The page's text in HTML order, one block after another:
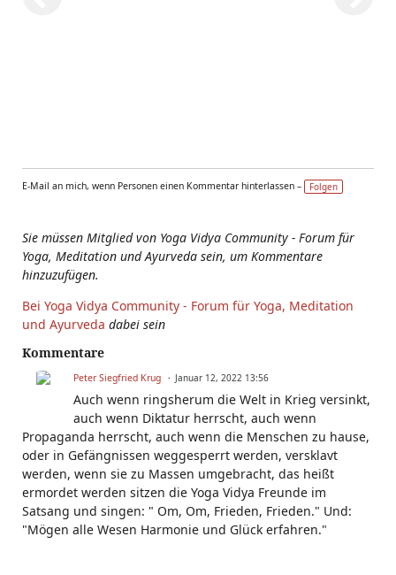
E-Mail an mich, wenn Personen einen Kommentar hinterlassen – Folgen
Sie müssen Mitglied von Yoga Vidya Community - Forum für
Yoga, Meditation und Ayurveda sein, um Kommentare
hinzuzufügen.
Bei Yoga Vidya Community - Forum für Yoga, Meditation
und Ayurveda dabei sein
Kommentare
Peter Siegfried Krug Januar 12, 2022 13:56
Auch wenn ringsherum die Welt in Krieg versinkt,
auch wenn Diktatur herrscht, auch wenn
Propaganda herrscht, auch wenn die Menschen zu hause,
oder in Gefängnissen weggesperrt werden, versklavt
werden, wenn sie zu Massen umgebracht, das heißt
ermordet werden sitzen die Yoga Vidya Freunde im
Satsang und singen: " Om, Om, Frieden, Frieden." Und:
"Mögen alle Wesen Harmonie und Glück erfahren."